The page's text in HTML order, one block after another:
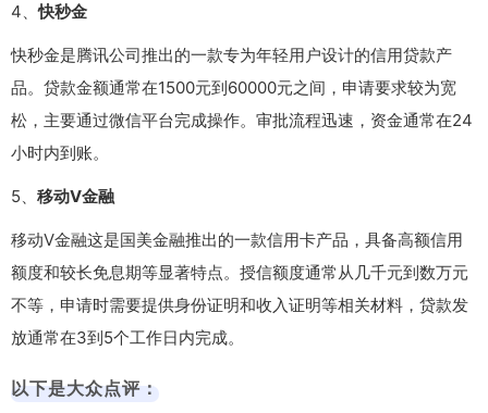
4、快秒金
快秒金是腾讯公司推出的一款专为年轻用户设计的信用贷款产
品。贷款金额通常在1500元到60000元之间，申请要求较为宽
松，主要通过微信平台完成操作。审批流程迅速，资金通常在24
小时内到账。
5、 移动V金融
移动V金融这是国美金融推出的一款信用卡产品，具备高额信用
额度和较长免息期等显著特点。授信额度通常从几千元到数万元
不等，申请时需要提供身份证明和收入证明等相关材料，贷款发
放通常在3到5个工作日内完成。
以下是大众点评：